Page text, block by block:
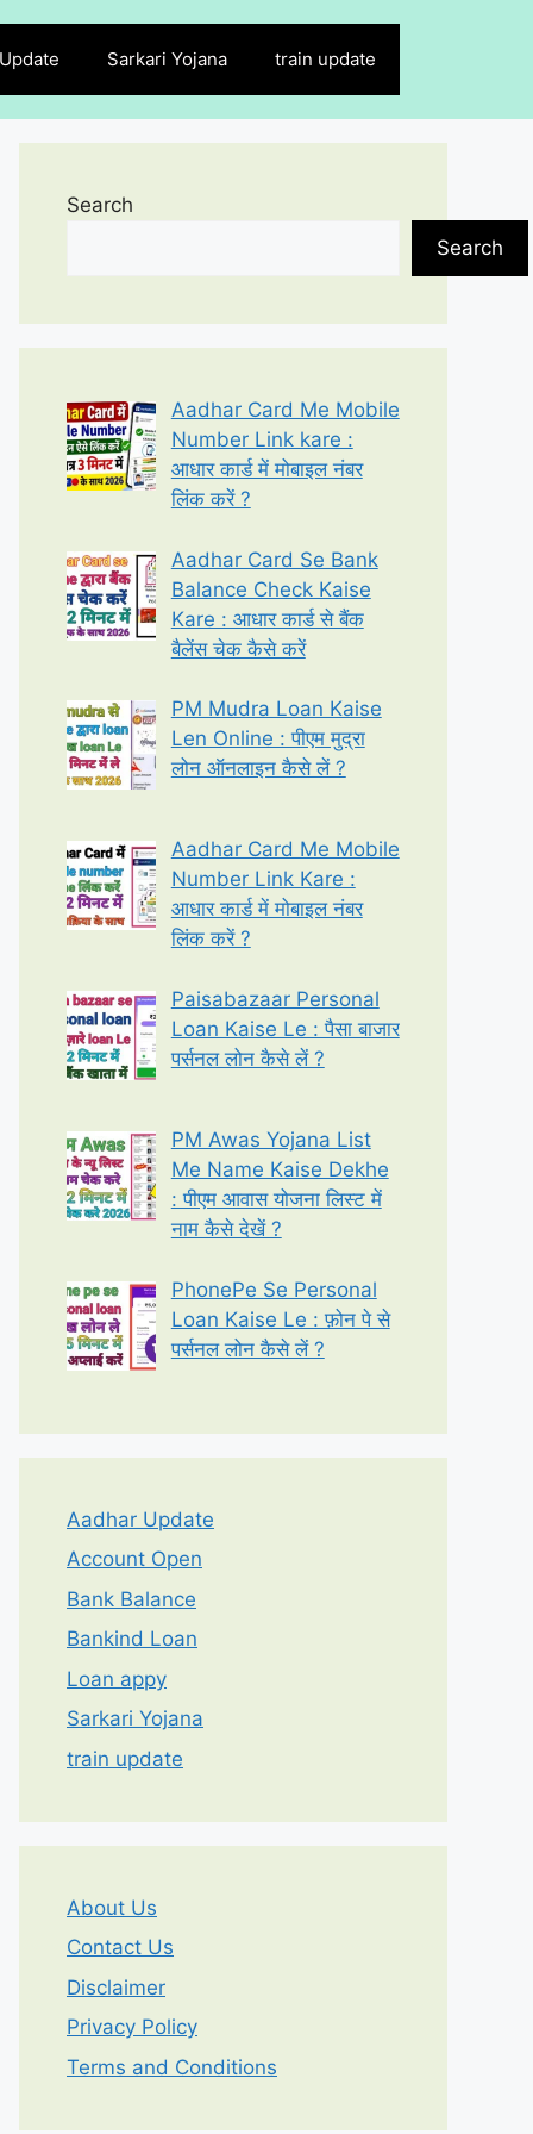
Sarkari Yojana train update
Search
Search
Aadhar Card Me Mobile
Number Link kare :
आधार कार्ड में मोबाइल नंबर
लिंक करें ?
Aadhar Card Se Bank
Balance Check Kaise
Kare : आधार कार्ड से बैंक
बैलेंस चेक कैसे करें
PM Mudra Loan Kaise
Len Online : पीएम मुद्रा
लोन ऑनलाइन कैसे लें ?
Aadhar Card Me Mobile
Number Link Kare :
आधार कार्ड में मोबाइल नंबर
लिंक करें ?
Paisabazaar Personal
Loan Kaise Le : पैसा बाजार
पर्सनल लोन कैसे लें ?
PM Awas Yojana List
Me Name Kaise Dekhe
: पीएम आवास योजना लिस्ट में
नाम कैसे देखें ?
PhonePe Se Personal
Loan Kaise Le : फ़ोन पे से
पर्सनल लोन कैसे लें ?
Aadhar Update
Account Open
Bank Balance
Bankind Loan
Loan appy
Sarkari Yojana
train update
About Us
Contact Us
Disclaimer
Privacy Policy
Terms and Conditions